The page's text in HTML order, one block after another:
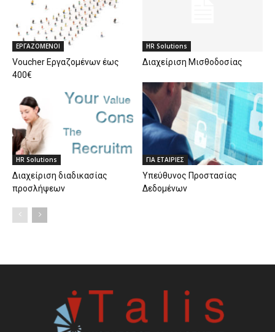
ΕΡΓΑΖΟΜΕΝΟΙ
Voucher Εργαζομένων έως
400€
HR Solutions
Διαχείριση Μισθοδοσίας
HR Solutions
Διαχείριση διαδικασίας
προσλήψεων
ΓΙΑ ΕΤΑΙΡΙΕΣ
Υπεύθυνος Προστασίας
Δεδομένων